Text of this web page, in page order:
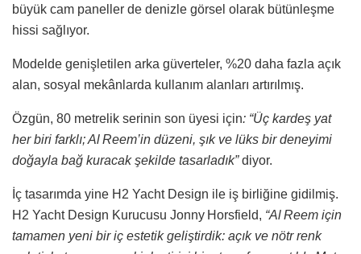
büyük cam paneller de denizle görsel olarak bütünleşme
hissi sağlıyor.
Modelde genişletilen arka güverteler, %20 daha fazla açık
alan, sosyal mekânlarda kullanım alanları artırılmış.
Özgün, 80 metrelik serinin son üyesi için: “Üç kardeş yat
her biri farklı; Al Reem’in düzeni, şık ve lüks bir deneyimi
doğayla bağ kuracak şekilde tasarladık”diyor.
İç tasarımda yine H2 Yacht Design ile iş birliğine gidilmiş.
H2 Yacht Design Kurucusu Jonny Horsfield, “Al Reem için
tamamen yeni bir iç estetik geliştirdik: açık ve nötr renk